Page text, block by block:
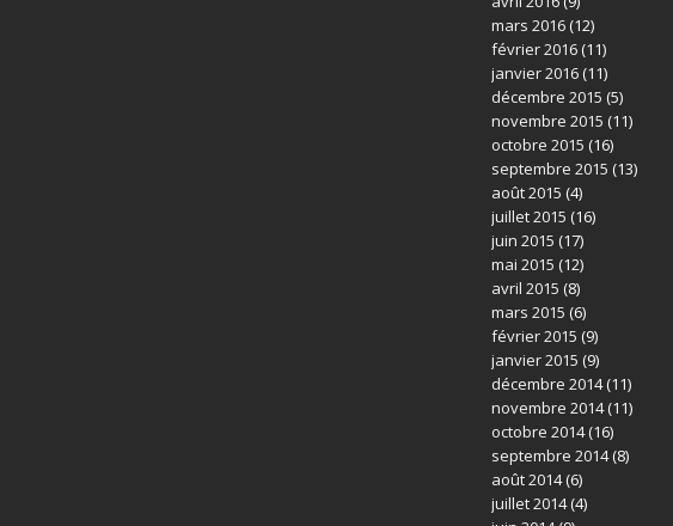
mars 2016(12)
février 2016(11)
janvier 2016(11)
décembre 2015 (5)
novembre 2015 (11)
octobre 2015 (16)
septembre 2015 (13)
août 2015 (4)
juillet 2015 (16)
juin 2015 (17)
mai 2015 (12)
avril 2015 (8)
mars 2015 (6)
février 2015 (9)
janvier 2015 (9)
décembre 2014(11)
novembre 2014(11)
octobre 2014(16)
septembre 2014(8)
août 2014(6)
juillet 2014(4)